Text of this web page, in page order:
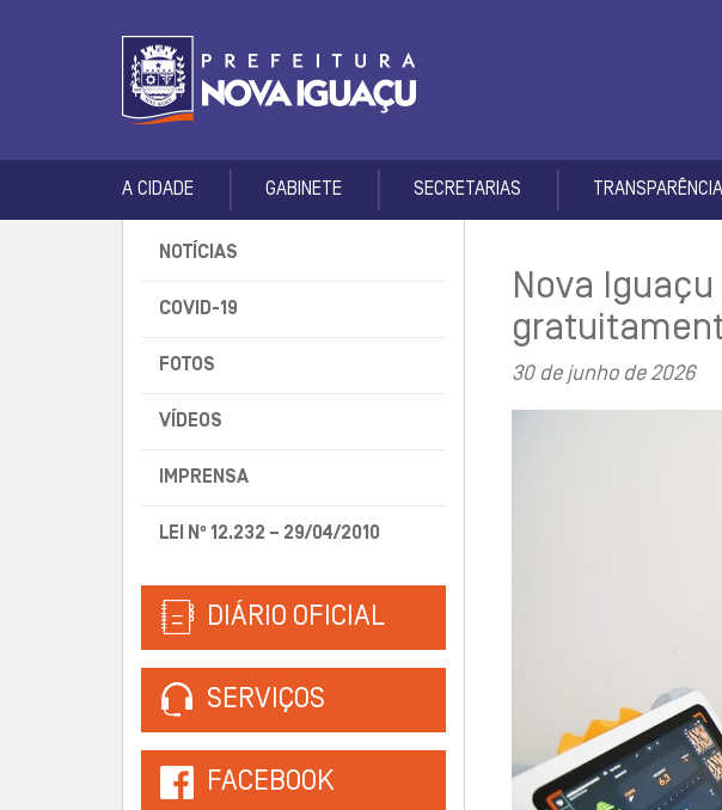
A CIDADE GABINETE SECRETARIAS TRANSPARÊNCIA
NOTÍCIAS
COVID-19
FOTOS
VÍDEOS
IMPRENSA
LEI Nº 12.232 – 29/04/2010
DIÁRIO OFICIAL
SERVIÇOS
FACEBOOK
Nova
30 de junho de 2026